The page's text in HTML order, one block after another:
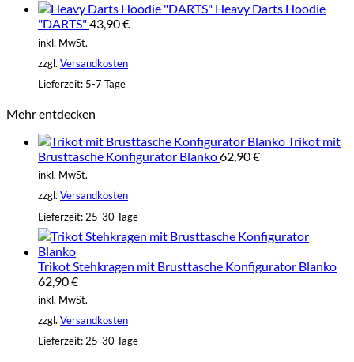
Heavy Darts Hoodie
"DARTS"43,90€
inkl. MwSt.
zzgl. Versandkosten
Lieferzeit: 5-7 Tage
Mehr entdecken
Trikot mit
Brusttasche Konfigurator Blanko62,90€
inkl. MwSt.
zzgl. Versandkosten
Lieferzeit: 25-30 Tage
Trikot Stehkragen mit Brusttasche Konfigurator Blanko
62,90€
inkl. MwSt.
zzgl. Versandkosten
Lieferzeit:25-30 Tage